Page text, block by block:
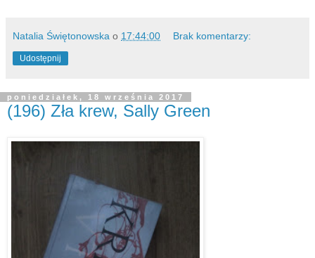
Natalia Świętonowska o 17:44:00 Brak komentarzy:
Udostępnij
poniedziałek, 18 września 2017
(196) Zła krew, Sally Green